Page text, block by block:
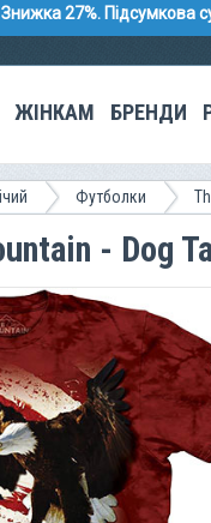
27%. Підсумкова
ЖІНКАМ БРЕНДИ
Футболки
- Dog